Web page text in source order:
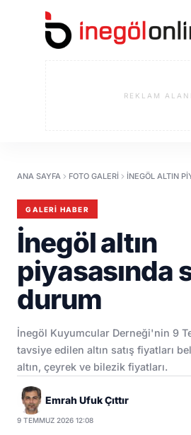
REKLAM ALANI
ANA SAYFA FOTO GALERI İNEGÖL ALTIN
GALERI HABER
İnegöl altın
piyasasında
durum
İnegöl Kuyumcular Derneği'nin 9
tavsiye edilen altın satış fiyatları
altın, çeyrek ve bilezik fiyatları.
Emrah Ufuk Çıttır
9 TEMMUZ 2026 12:08